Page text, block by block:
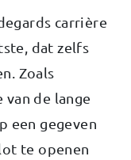
carrière
dat zelfs
Zoals
de lange
een gegeven
te openen